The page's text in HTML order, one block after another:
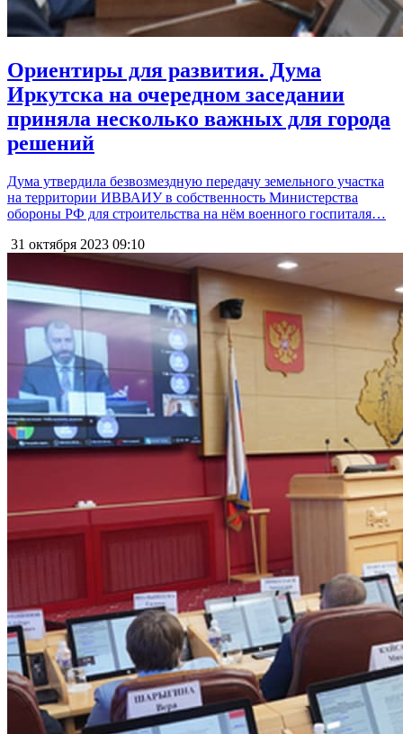
Ориентиры для развития. Дума
Иркутска на очередном заседании
приняла несколько важных для города
решений
Дума утвердила безвозмездную передачу земельного участка
на территории ИВВАИУ в собственность Министерства
обороны РФ для строительства на нём военного госпиталя…
31 октября 2023 09:10